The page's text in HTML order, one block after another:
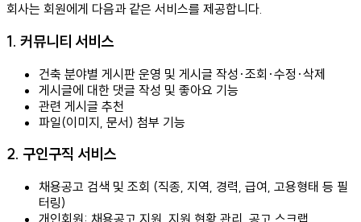
회사는 회원에게 다음과 같은 서비스를 제공합니다.
1. 커뮤니티 서비스
건축 분야별 게시판 운영 및 게시글 작성·조회·수정·삭제
게시글에 대한 댓글 작성 및 좋아요 기능
관련 게시글 추천
파일(이미지, 문서) 첨부 기능
2. 구인구직 서비스
채용공고 검색 및 조회 (직종, 지역, 경력, 급여, 고용형태 등 필
터링)